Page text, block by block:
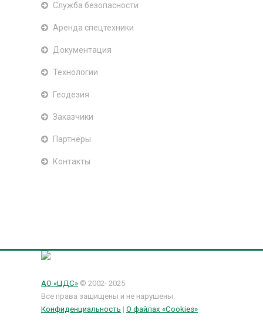
Служба безопасности
Аренда спецтехники
Документация
Технологии
Геодезия
Заказчики
Партнёры
Контакты
АО «ЦДС» © 2002- 2025
Все права защищены и не нарушены.
Конфиденциальность | О файлах «Сookies»